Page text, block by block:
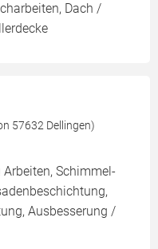
Dach /
57632 Dellingen)
Arbeiten, Schimmel-
Ausbesserung /